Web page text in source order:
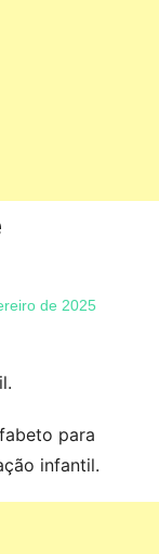
de 2025
para
infantil.